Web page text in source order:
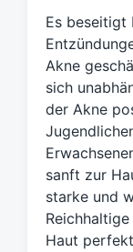
a
g
w
r
t
e
r
Es beseitigt
Akne
sich
der Akne
sanft zur
starke und
Haut